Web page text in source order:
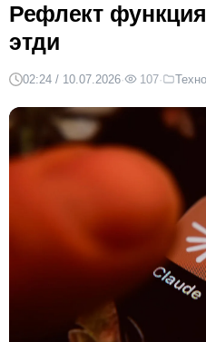
Рефлект
этди
02:24 / 10.07.2026· 107· Техно